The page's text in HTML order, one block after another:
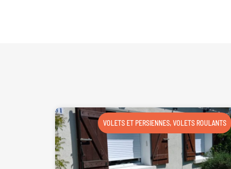
VOLETS ET PERSIENNES,VOLETS ROULANTS